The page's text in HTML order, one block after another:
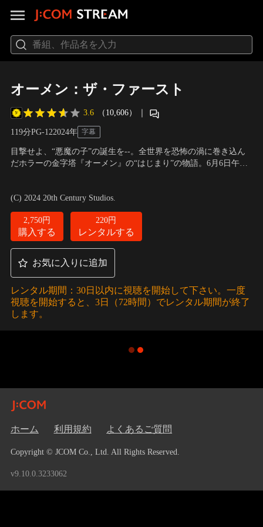
オーメン：ザ・ファースト
3.6 （10,606） ｜
119分PG-122024年 字幕
目撃せよ、“悪魔の子”の誕生を--。全世界を恐怖の渦に巻き込ん
だホラーの金字塔『オーメン』の“はじまり”の物語。6月6日午前6
受けていたのは＜戦慄の真実＞だった…。
(C) 2024 20th Century Studios.
2,750円
購入する
220円
レンタルする
お気に入りに追加
レンタル期間：30日以内に視聴を開始して下さい。一度
視聴を開始すると、3日（72時間）でレンタル期間が終了
します。
ホーム 利用規約 よくあるご質問
Copyright © JCOM Co., Ltd. All Rights Reserved.
v9.10.0.3233062